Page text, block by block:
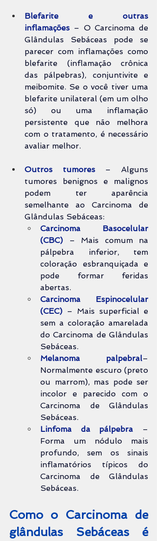
Blefarite e outras
inflamações – O Carcinoma de
Glândulas Sebáceas pode se
parecer com inflamações como
blefarite (inflamação crônica
das pálpebras), conjuntivite e
meibomite. Se o você tiver uma
blefarite unilateral (em um olho
só) ou uma inflamação
persistente que não melhora
com o tratamento, é necessário
avaliar melhor.
Outros tumores – Alguns
tumores benignos e malignos
podem ter aparência
semelhante ao Carcinoma de
Glândulas Sebáceas:
Carcinoma Basocelular
(CBC) – Mais comum na
pálpebra inferior, tem
coloração esbranquiçada e
pode formar feridas
abertas.
Carcinoma Espinocelular
(CEC) – Mais superficial e
sem a coloração amarelada
do Carcinoma de Glândulas
Sebáceas.
Melanoma palpebral–
Normalmente escuro (preto
ou marrom), mas pode ser
incolor e parecido com o
Carcinoma de Glândulas
Sebáceas.
Linfoma da pálpebra –
Forma um nódulo mais
profundo, sem os sinais
inflamatórios típicos do
Carcinoma de Glândulas
Sebáceas.
Como o Carcinoma de
glândulas Sebáceas é